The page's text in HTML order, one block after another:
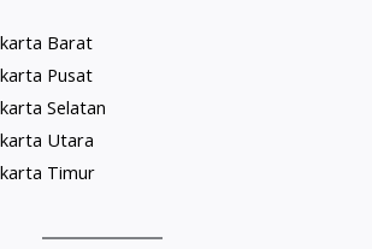
Barat
Pusat
Selatan
Utara
Timur